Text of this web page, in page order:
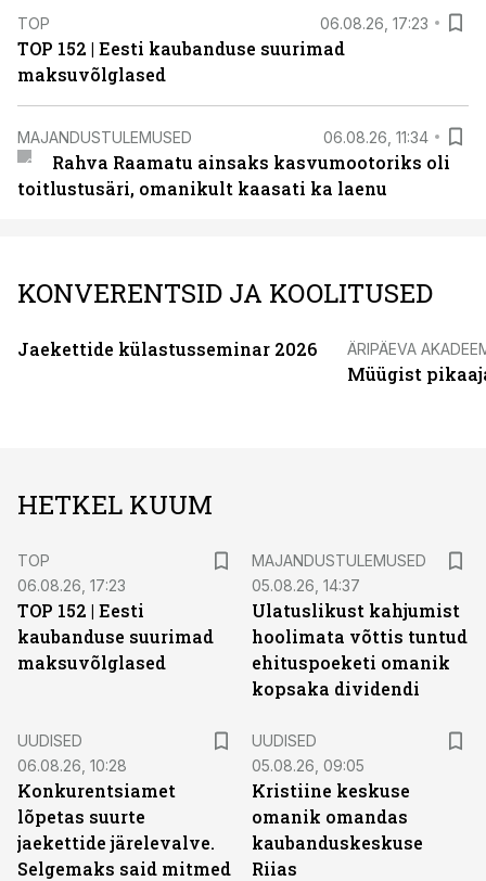
TOP 06.08.26, 17:23
TOP 152 | Eesti kaubanduse suurimad
maksuvõlglased
MAJANDUSTULEMUSED 06.08.26, 11:34
Rahva Raamatu ainsaks kasvumootoriks oli
toitlustusäri, omanikult kaasati ka laenu
KONVERENTSID JA KOOLITUSED
Jaekettide külastusseminar 2026 ÄRIPÄEVA
Müügist
HETKEL KUUM
TOP
06.08.26, 17:23
TOP 152 | Eesti
kaubanduse suurimad
maksuvõlglased
MAJANDUSTULEMUSED
05.08.26, 14:37
Ulatuslikust kahjumist
hoolimata võttis tuntud
ehituspoeketi omanik
kopsaka dividendi
UUDISED
06.08.26, 10:28
Konkurentsiamet
lõpetas suurte
jaekettide järelevalve.
Selgemaks said mitmed
UUDISED
05.08.26, 09:05
Kristiine keskuse
omanik omandas
kaubanduskeskuse
Riias